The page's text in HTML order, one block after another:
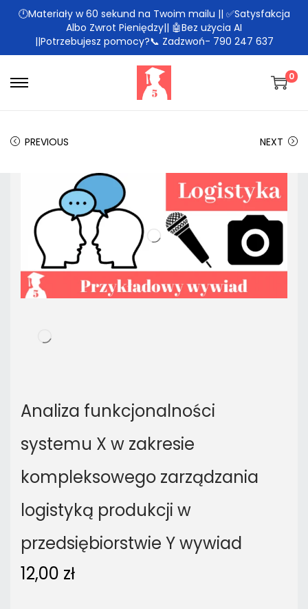
🕛Materiały w 60 sekund na Twoim mailu || ✅Satysfakcja
Albo Zwrot Pieniędzy|| 🤖Bez użycia AI
||Potrzebujesz pomocy?📞 Zadzwoń- 790 247 637
0
PREVIOUS NEXT
Analiza funkcjonalności
systemu X w zakresie
kompleksowego zarządzania
logistyką produkcji w
przedsiębiorstwie Y wywiad
12,00 zł